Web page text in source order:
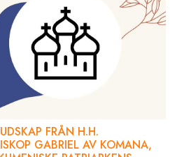
FRÅN H.H.
GABRIEL AV KOMANA,